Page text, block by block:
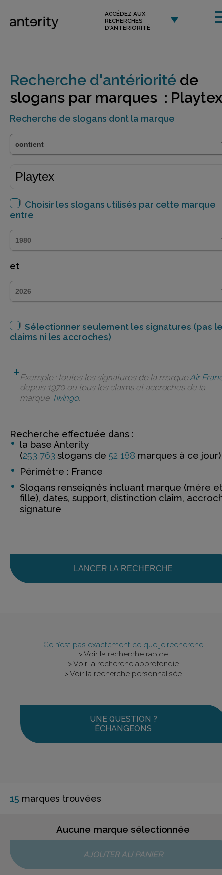
ACCÉDEZ AUX
RECHERCHES
D'ANTÉRIORITÉ
Recherche d'antériorité de
slogans par marques : Playtex
Recherche de slogans dont la marque
Choisir les slogans utilisés par cette marque
entre
et
Sélectionner seulement les signatures (pas
claims ni les accroches)
Exemple : toutes les signatures de la marqueAir
depuis 1970 ou tous les claims et accroches de la
marque Twingo.
Recherche effectuée dans :
la base Anterity
(253 763 slogans de 52 188 marques à ce jour)
Périmètre : France
Slogans renseignés incluant marque (mère et
fille), dates, support, distinction claim,
signature
LANCER LA RECHERCHE
Ce n’est pas exactement ce que je recherche
> Voir la recherche rapide
> Voir la recherche approfondie
> Voir la recherche personnalisée
UNE QUESTION ?
ÉCHANGEONS
15 marques trouvées
Aucune marque sélectionnée
AJOUTER AU PANIER